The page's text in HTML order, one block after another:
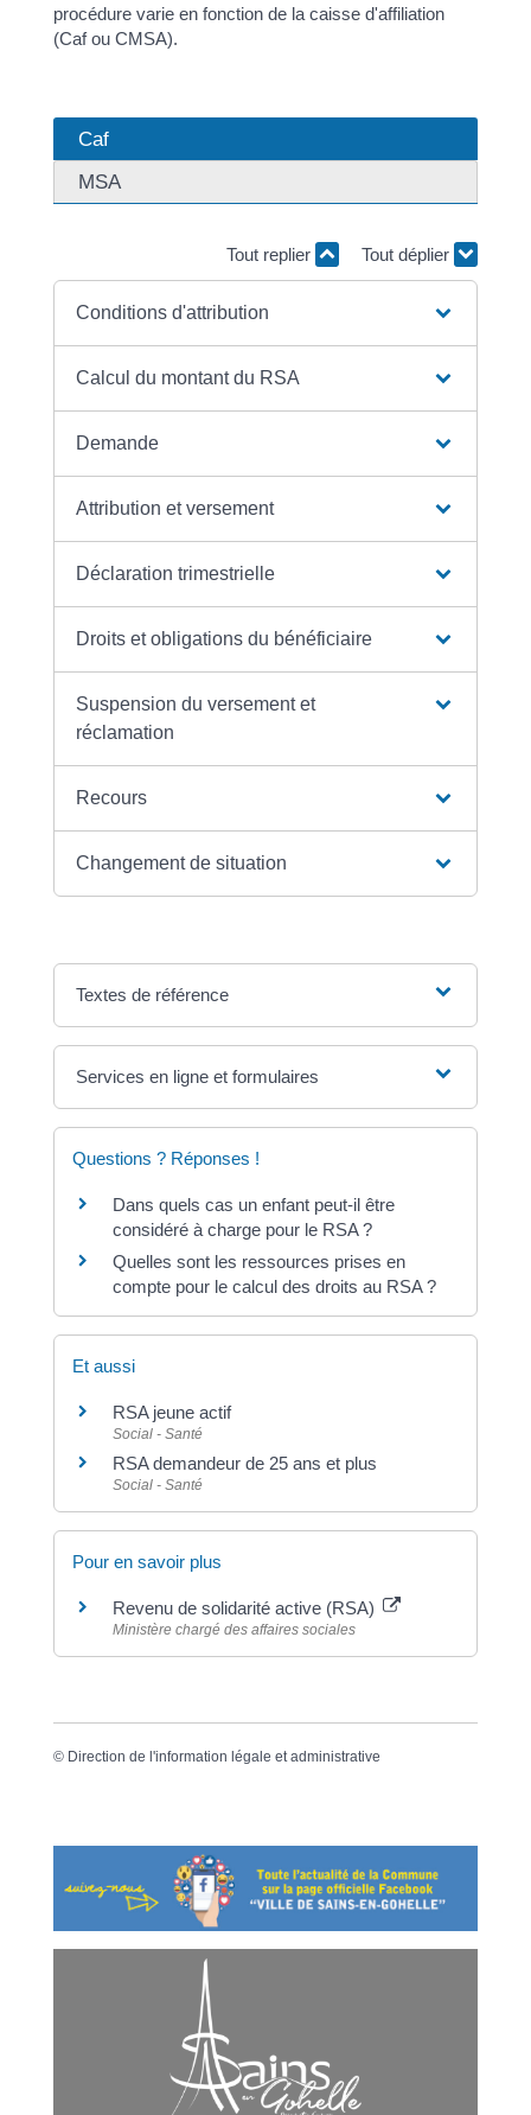
procédure varie en fonction de la caisse d'affiliation
(Caf ou CMSA).
Caf
MSA
Tout replier Tout déplier
Conditions d'attribution
Calcul du montant du RSA
Demande
Attribution et versement
Déclaration trimestrielle
Droits et obligations du bénéficiaire
Suspension du versement et
réclamation
Recours
Changement de situation
Textes de référence
Services en ligne et formulaires
Questions ? Réponses !
Dans quels cas un enfant peut-il être
considéré à charge pour le RSA ?
Quelles sont les ressources prises en
compte pour le calcul des droits au RSA ?
Et aussi
RSA jeune actif
Social - Santé
RSA demandeur de 25 ans et plus
Social - Santé
Pour en savoir plus
Revenu de solidarité active (RSA)
Ministère chargé des affaires sociales
© Direction de l'information légale et administrative